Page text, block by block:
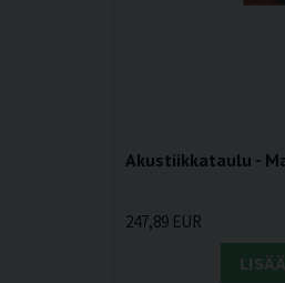
Akustiikkataulu -
247,89 EUR